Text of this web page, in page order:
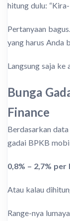
hitung dulu:
Pertanyaan
yang harus Anda
Langsung saja ke
Bunga
Finance
Berdasarkan
gadai BPKB
0,8% – 2,7%
Atau kalau
Range-nya